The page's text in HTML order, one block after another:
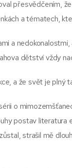
přesvědčením,
a tématech,
a
dětství vždy
a že svět je plný
o
postav
strašil mě